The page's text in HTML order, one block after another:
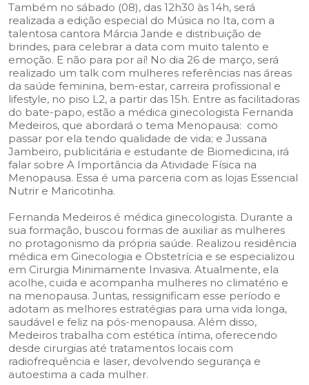
Também no sábado (08), das 12h30 às 14h, será
realizada a edição especial do Música no Ita, com a
talentosa cantora Márcia Jande e distribuição de
brindes, para celebrar a data com muito talento e
emoção. E não para por aí! No dia 26 de março, será
realizado um talk com mulheres referências nas áreas
da saúde feminina, bem-estar, carreira profissional e
lifestyle, no piso L2, a partir das 15h. Entre as facilitadoras
do bate-papo, estão a médica ginecologista Fernanda
Medeiros, que abordará o tema Menopausa: como
passar por ela tendo qualidade de vida; e Jussana
Jambeiro, publicitária e estudante de Biomedicina, irá
falar sobre A Importância da Atividade Física na
Menopausa. Essa é uma parceria com as lojas Essencial
Nutrir e Maricotinha.
Fernanda Medeiros é médica ginecologista. Durante a
sua formação, buscou formas de auxiliar as mulheres
no protagonismo da própria saúde. Realizou residência
médica em Ginecologia e Obstetrícia e se especializou
em Cirurgia Minimamente Invasiva. Atualmente, ela
acolhe, cuida e acompanha mulheres no climatério e
na menopausa. Juntas, ressignificam esse período e
adotam as melhores estratégias para uma vida longa,
saudável e feliz na pós-menopausa. Além disso,
Medeiros trabalha com estética íntima, oferecendo
desde cirurgias até tratamentos locais com
radiofrequência e laser, devolvendo segurança e
autoestima a cada mulher.